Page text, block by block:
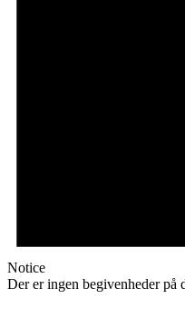
Notice
Der er ingen begivenheder på